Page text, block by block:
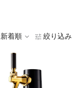
新着順 絞り込み